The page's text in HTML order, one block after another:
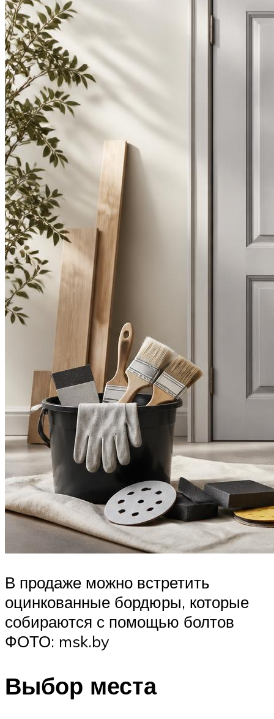
В продаже можно встретить
оцинкованные бордюры, которые
собираются с помощью болтов
ФОТО: msk.by
Выбор места